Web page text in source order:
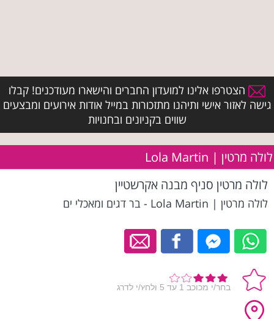
הצטרפו אלינו למועדון החברים והישארו מעודכנים! קבלו
גישה לאזור אישי ותיהנו מתזכורות במייל אודות אירועים ומבצעים
שווים בקניונים ובחנויות
לולה מרטין | Lola Martin
לולה מרטין סניף מבנה אקרשטיין
לולה מרטין | Lola Martin - בר דגים ומאכלי ים